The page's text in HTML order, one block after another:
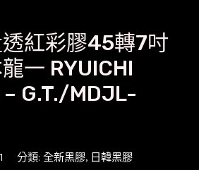
透紅彩膠45轉7吋
一 RYUICHI
G.T./MDJL-
分類: 全新黑膠, 日韓黑膠